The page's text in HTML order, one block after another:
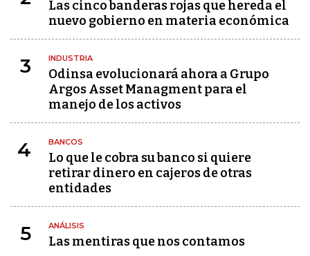
Las cinco banderas rojas que hereda el
nuevo gobierno en materia económica
3 INDUSTRIA
Odinsa evolucionará ahora a Grupo
Argos Asset Managment para el
manejo de los activos
4 BANCOS
Lo que le cobra su banco si quiere
retirar dinero en cajeros de otras
entidades
5 ANÁLISIS
Las mentiras que nos contamos